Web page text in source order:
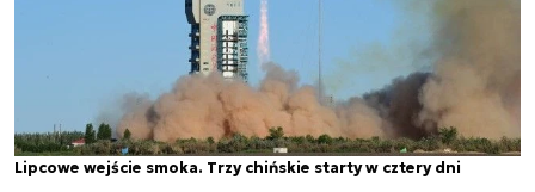
Lipcowe wejście smoka. Trzy chińskie starty w cztery dni